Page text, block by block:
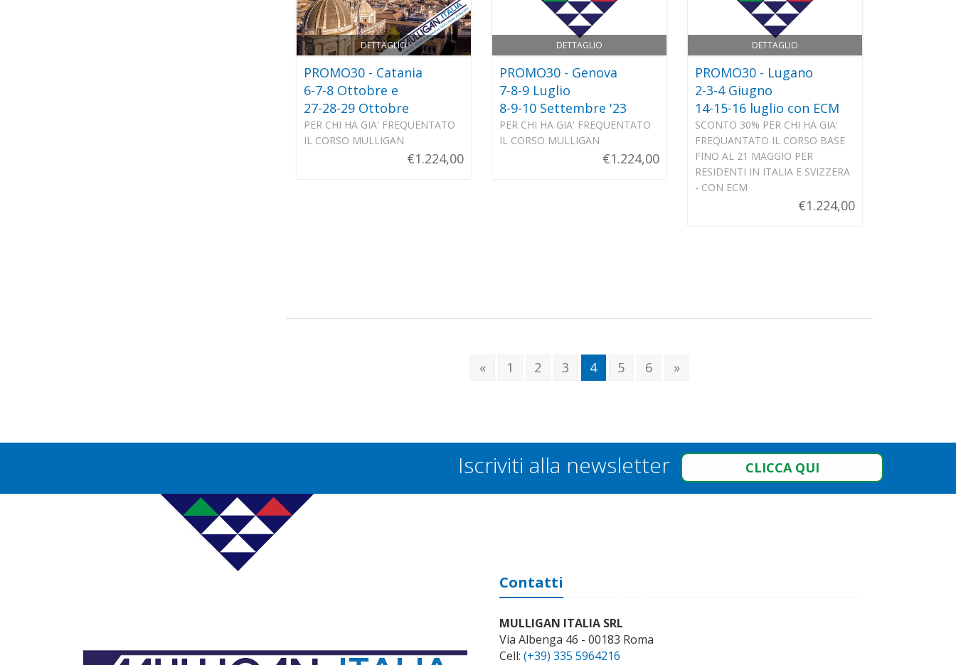
DETTAGLIO
PROMO30 - Catania
6-7-8 Ottobre e
27-28-29 Ottobre
PER CHI HA GIA' FREQUENTATO
IL CORSO MULLIGAN
€1.224,00
DETTAGLIO
PROMO30 - Genova
7-8-9 Luglio
8-9-10 Settembre '23
PER CHI HA GIA' FREQUENTATO
IL CORSO MULLIGAN
€1.224,00
DETTAGLIO
PROMO30 - Lugano
2-3-4 Giugno
14-15-16 luglio con ECM
SCONTO 30% PER CHI HA GIA'
FREQUANTATO IL CORSO BASE
FINO AL 21 MAGGIO PER
RESIDENTI IN ITALIA E SVIZZERA
- CON ECM
€1.224,00
« 1 2 3 4 5 6 »
Iscriviti alla newsletter CLICCA QUI
Contatti
MULLIGAN ITALIA SRL
Via Albenga 46 - 00183 Roma
Cell: (+39) 335 5964216